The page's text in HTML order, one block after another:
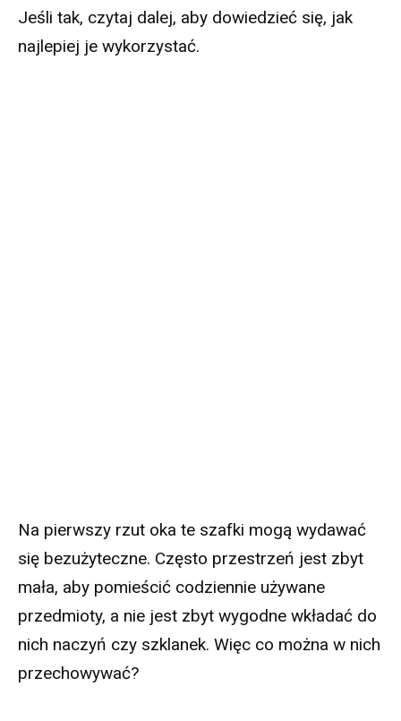
Jeśli tak, czytaj dalej, aby dowiedzieć się, jak
najlepiej je wykorzystać.
Na pierwszy rzut oka te szafki mogą wydawać
się bezużyteczne. Często przestrzeń jest zbyt
mała, aby pomieścić codziennie używane
przedmioty, a nie jest zbyt wygodne wkładać do
nich naczyń czy szklanek. Więc co można w nich
przechowywać?